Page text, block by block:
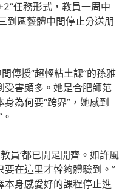
任務形式，教員一周中
到區藝體中間停止分送朋
傳授“超輕粘土課”的孫雅
受害頗多。她是合肥師范
為何要“跨界”，她感到
。
員’都已開足開齊。如許風
在這里才幹夠體驗到。”
本身感愛好的課程停止進